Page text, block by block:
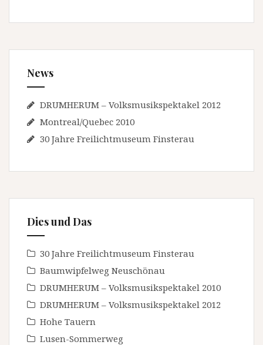
News
DRUMHERUM – Volksmusikspektakel 2012
Montreal/Quebec 2010
30 Jahre Freilichtmuseum Finsterau
Dies und Das
30 Jahre Freilichtmuseum Finsterau
Baumwipfelweg Neuschönau
DRUMHERUM – Volksmusikspektakel 2010
DRUMHERUM – Volksmusikspektakel 2012
Hohe Tauern
Lusen-Sommerweg